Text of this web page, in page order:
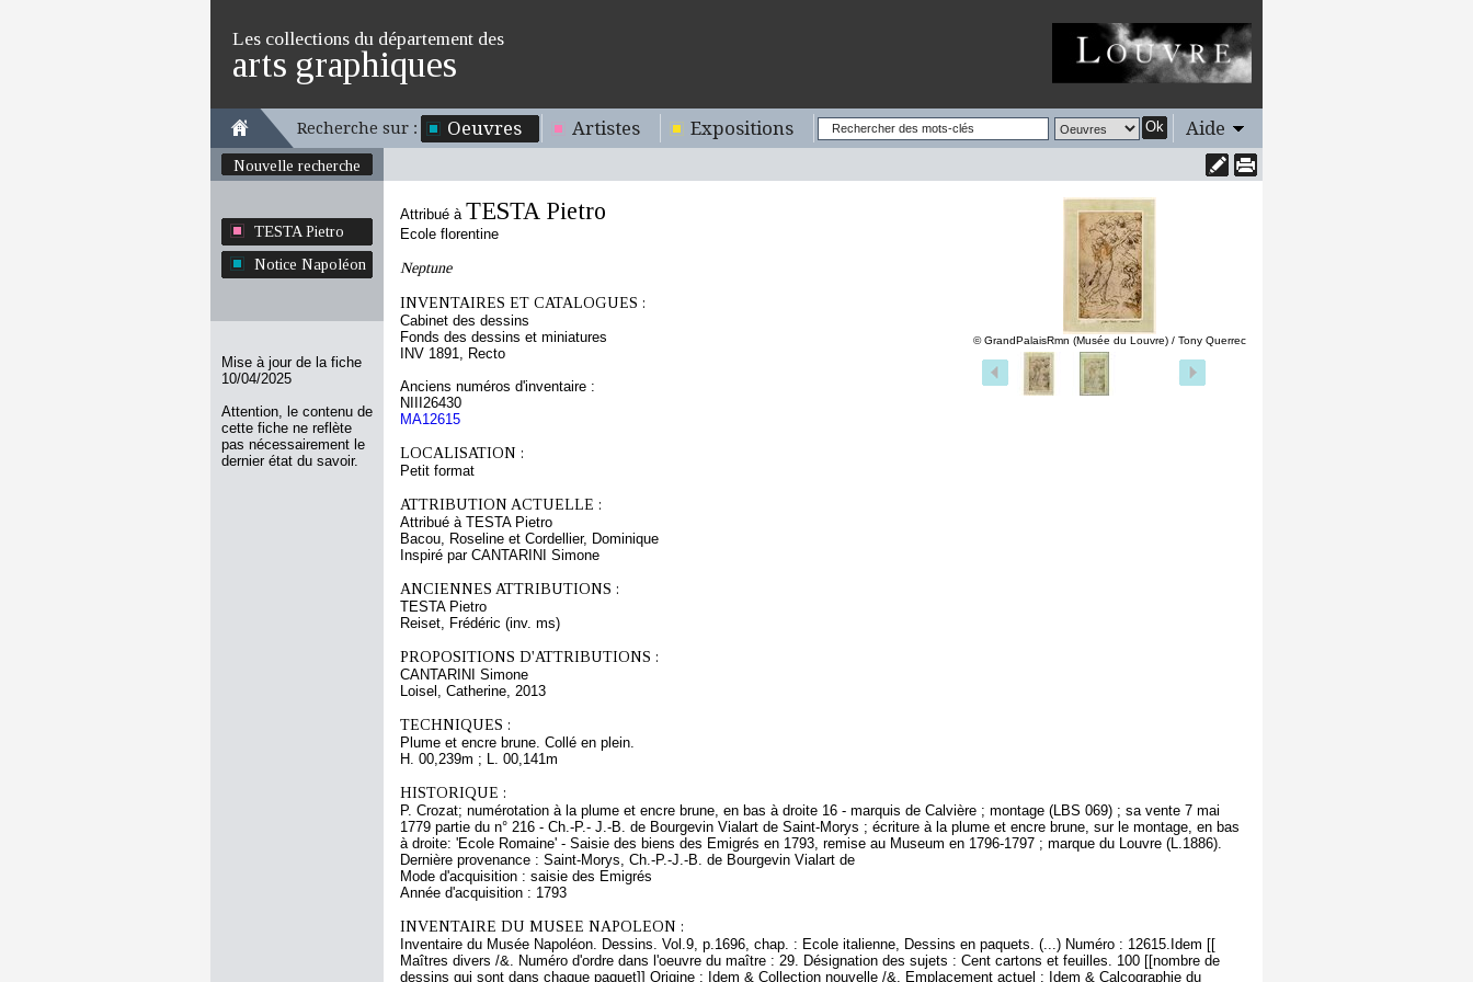
Les collections du département des
arts graphiques
Recherche sur : Oeuvres Artistes Expositions Ok Aide
Nouvelle recherche
TESTA Pietro
Notice Napoléon
Mise à jour de la fiche
10/04/2025
Attention, le contenu de
cette fiche ne reflète
pas nécessairement le
dernier état du savoir.
© GrandPalaisRmn (Musée du Louvre) / Tony Querrec
Attribué à TESTA Pietro
Ecole florentine
Neptune
INVENTAIRES ET CATALOGUES :
Cabinet des dessins
Fonds des dessins et miniatures
INV 1891, Recto
Anciens numéros d'inventaire :
NIII26430
MA12615
LOCALISATION :
Petit format
ATTRIBUTION ACTUELLE :
Attribué à TESTA Pietro
Bacou, Roseline et Cordellier, Dominique
Inspiré par CANTARINI Simone
ANCIENNES ATTRIBUTIONS :
TESTA Pietro
Reiset, Frédéric (inv. ms)
PROPOSITIONS D'ATTRIBUTIONS :
CANTARINI Simone
Loisel, Catherine, 2013
TECHNIQUES :
Plume et encre brune. Collé en plein.
H. 00,239m ; L. 00,141m
HISTORIQUE :
P. Crozat; numérotation à la plume et encre brune, en bas à droite 16 - marquis de Calvière ; montage (LBS 069) ; sa vente 7 mai
1779 partie du n° 216 - Ch.-P.- J.-B. de Bourgevin Vialart de Saint-Morys ; écriture à la plume et encre brune, sur le montage, en bas
à droite: 'Ecole Romaine' - Saisie des biens des Emigrés en 1793, remise au Museum en 1796-1797 ; marque du Louvre (L.1886).
Dernière provenance : Saint-Morys, Ch.-P.-J.-B. de Bourgevin Vialart de
Mode d'acquisition : saisie des Emigrés
Année d'acquisition : 1793
INVENTAIRE DU MUSEE NAPOLEON :
Inventaire du Musée Napoléon. Dessins. Vol.9, p.1696, chap. : Ecole italienne, Dessins en paquets. (...) Numéro : 12615.Idem [[
Maîtres divers /&. Numéro d'ordre dans l'oeuvre du maître : 29. Désignation des sujets : Cent cartons et feuilles. 100 [[nombre de
dessins qui sont dans chaque paquet]] Origine : Idem & Collection nouvelle /&. Emplacement actuel : Idem & Calcographie du